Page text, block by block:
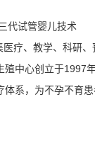
代试管婴儿技术
疗、教学、科研、
殖中心创立于1997
体系，为不孕不育